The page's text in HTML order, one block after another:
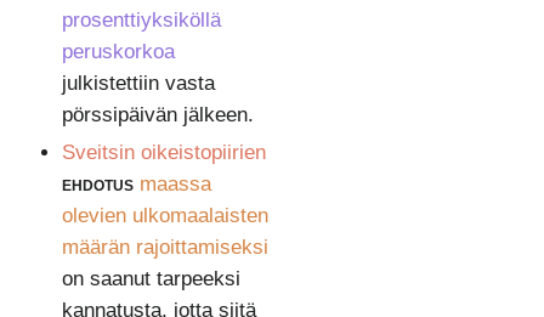
prosenttiyksiköllä
peruskorkoa
julkistettiin vasta
pörssipäivän jälkeen.
Sveitsin oikeistopiirien
ehdotus maassa
olevien ulkomaalaisten
määrän rajoittamiseksi
on saanut tarpeeksi
kannatusta, jotta siitä